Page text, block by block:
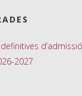
2027